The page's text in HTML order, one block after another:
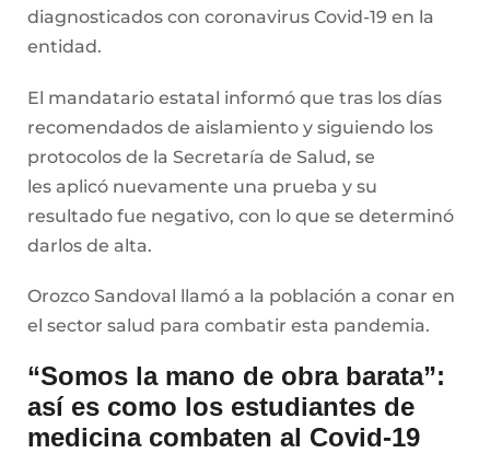
diagnosticados con coronavirus Covid-19 en la
entidad.
El mandatario estatal informó que tras los días
recomendados de aislamiento y siguiendo los
protocolos de la Secretaría de Salud, se
les aplicó nuevamente una prueba y su
resultado fue negativo, con lo que se determinó
darlos de alta.
Orozco Sandoval llamó a la población a conar en
el sector salud para combatir esta pandemia.
“Somos la mano de obra barata”:
así es como los estudiantes de
medicina combaten al Covid-19